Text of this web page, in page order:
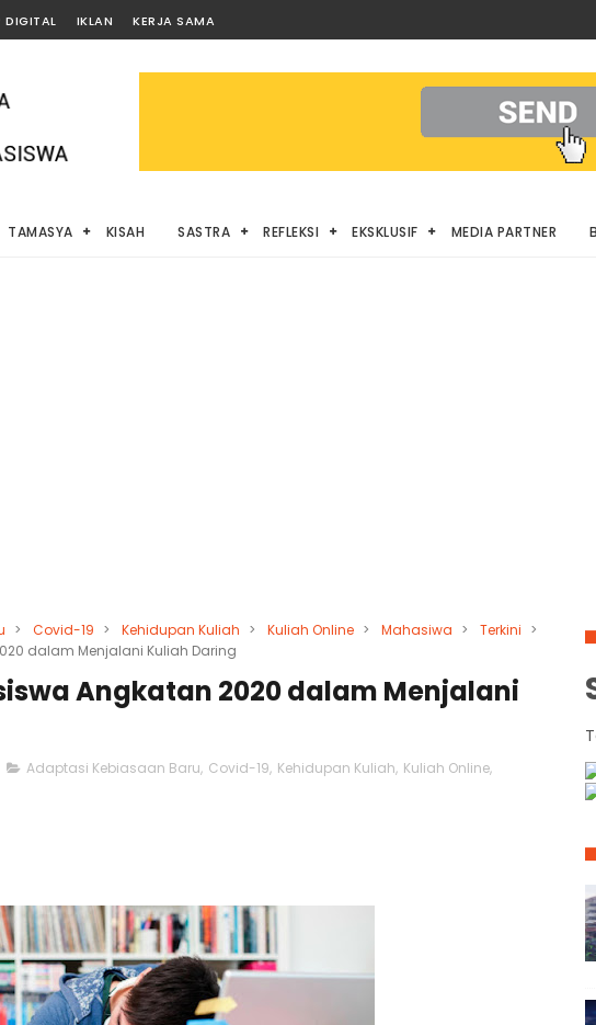
DIGITAL IKLAN KERJA SAMA
TAMASYA KISAH SASTRA REFLEKSI EKSKLUSIF MEDIA PARTNER
> Covid-19 > Kehidupan Kuliah > Kuliah Online > Mahasiwa > Terkini >
dalam Menjalani Kuliah Daring
Angkatan 2020 dalam Menjalani
Adaptasi Kebiasaan Baru, Covid-19, Kehidupan Kuliah, Kuliah Online,